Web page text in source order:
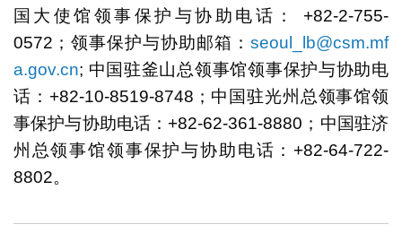
国大使馆领事保护与协助电话： +82-2-755-
0572；领事保护与协助邮箱：seoul_lb@csm.mf
a.gov.cn; 中国驻釜山总领事馆领事保护与协助电
话：+82-10-8519-8748；中国驻光州总领事馆领
事保护与协助电话：+82-62-361-8880；中国驻济
州总领事馆领事保护与协助电话：+82-64-722-
8802。